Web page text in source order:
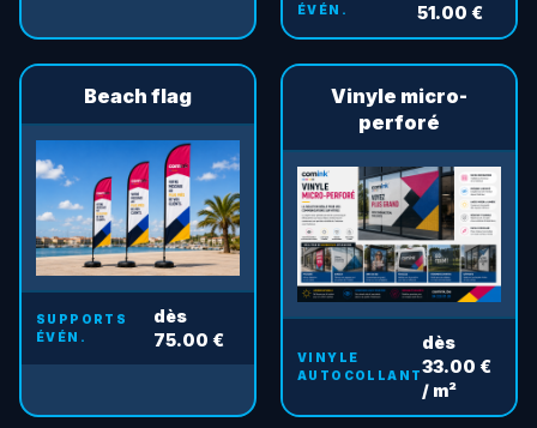
ÉVÉN.
51.00 €
Beach flag
SUPPORTS
ÉVÉN.
dès
75.00 €
Vinyle micro-
perforé
VINYLE
AUTOCOLLANT
dès
33.00 €
/ m²